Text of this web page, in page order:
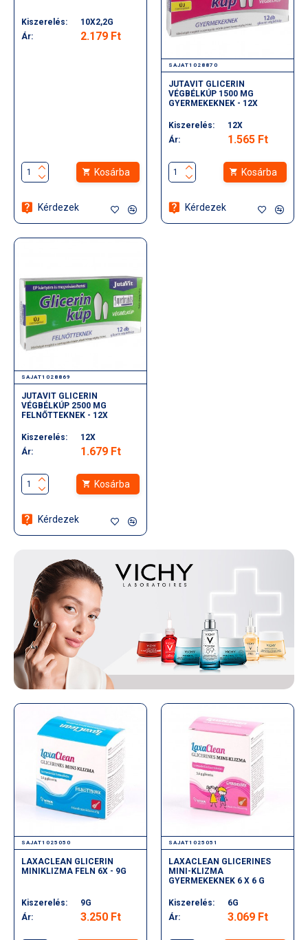
Kiszerelés:
10X2,2G
Ár:
2.179 Ft
Kosárba
Kérdezek
SAJAT1028870
JUTAVIT GLICERIN
VÉGBÉLKÚP 1500 MG
GYERMEKEKNEK - 12X
Kiszerelés:
12X
Ár:
1.565 Ft
Kosárba
Kérdezek
SAJAT1028869
JUTAVIT GLICERIN
VÉGBÉLKÚP 2500 MG
FELNŐTTEKNEK - 12X
Kiszerelés:
12X
Ár:
1.679 Ft
Kosárba
Kérdezek
SAJAT1025050
LAXACLEAN GLICERIN
MINIKLIZMA FELN 6X - 9G
Kiszerelés:
9G
Ár:
3.250 Ft
SAJAT1025051
LAXACLEAN GLICERINES
MINI-KLIZMA
GYERMEKEKNEK 6 X 6 G
Kiszerelés:
6G
Ár:
3.069 Ft